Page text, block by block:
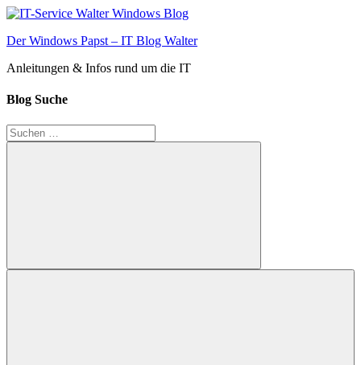
Zum
springen
Der Windows Papst – IT Blog Walter
Anleitungen & Infos rund um die IT
Blog Suche
Suchen
nach:
Suchen